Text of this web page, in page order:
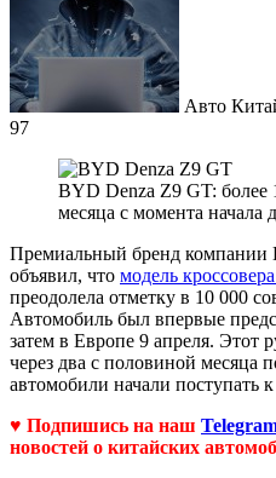
Авто
97
BYD Denza Z9 GT: более
месяца с момента начала
Премиальный бренд
объявил, что модель
преодолела отметку в 10 000
Автомобиль был впервые
затем в Европе 9 апреля. Этот
через два с половиной месяца
автомобили начали поступать
♥ Подпишись на наш
новостей о китайских